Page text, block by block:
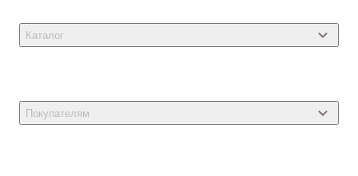
Каталог
Товары для собак
Покупателям